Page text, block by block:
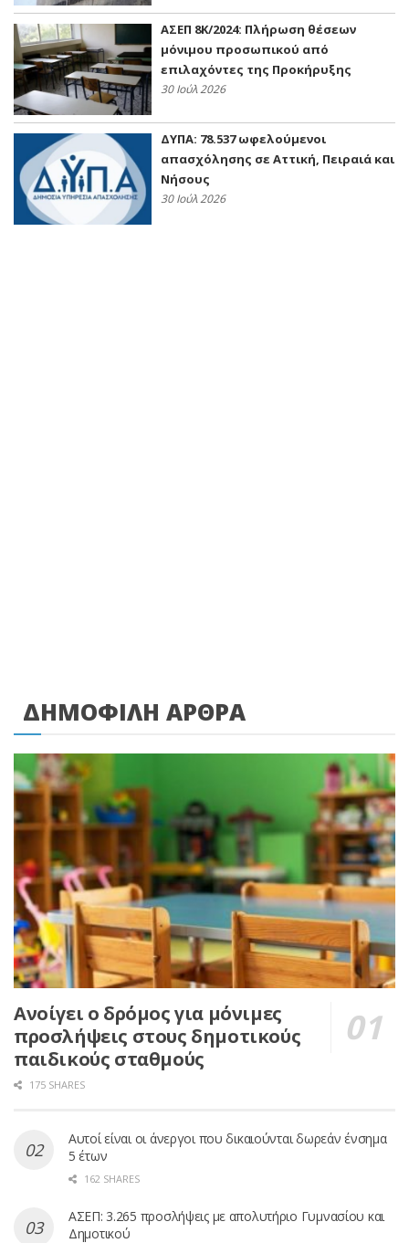
ΑΣΕΠ 8Κ/2024: Πλήρωση θέσεων
μόνιμου προσωπικού από
επιλαχόντες της Προκήρυξης
30 Ιούλ 2026
ΔΥΠΑ: 78.537 ωφελούμενοι
απασχόλησης σε Αττική, Πειραιά και
Νήσους
30 Ιούλ 2026
ΔΗΜΟΦΙΛΗ ΑΡΘΡΑ
Ανοίγει ο δρόμος για μόνιμες
προσλήψεις στους δημοτικούς
παιδικούς σταθμούς
175 SHARES
Αυτοί είναι οι άνεργοι που δικαιούνται δωρεάν ένσημα
5 έτων
162 SHARES
ΑΣΕΠ: 3.265 προσλήψεις με απολυτήριο Γυμνασίου και
Δημοτικού